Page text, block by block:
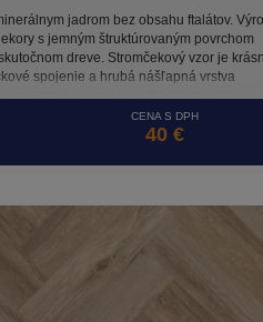
jadrom bez obsahu ftalátov.
s jemným štruktúrovaným povrchom
dreve. Stromčekový vzor je
spojenie a hrubá nášľapná vrstva
do namáhaných komerčných priestorov.
CENA S DPH
40 €